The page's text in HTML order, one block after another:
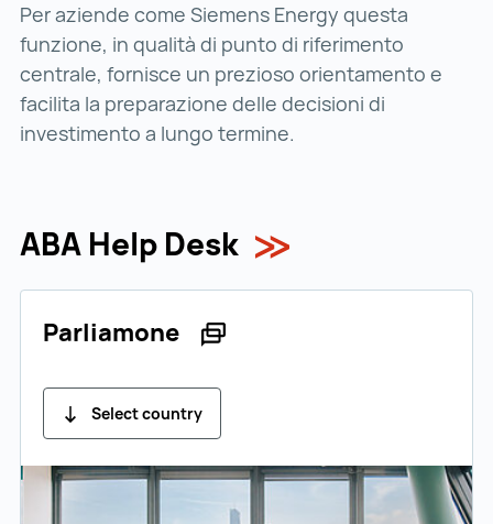
Per aziende come Siemens Energy questa
funzione, in qualità di punto di riferimento
centrale, fornisce un prezioso orientamento e
facilita la preparazione delle decisioni di
investimento a lungo termine.
ABA Help Desk
Parliamone
Select country